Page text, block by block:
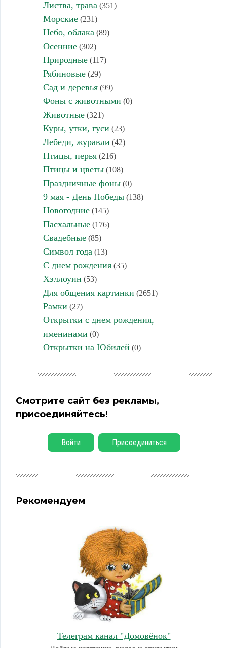
Листва, трава (351)
Морские(231)
Небо, облака (89)
Осенние(302)
Природные(117)
Рябиновые(29)
Сад и деревья(99)
Фоны с животными (0)
Животные(321)
Куры, утки, гуси (23)
Лебеди, журавли (42)
Птицы, перья(216)
Птицы и цветы(108)
Праздничные фоны(0)
9 мая - День Победы(138)
Новогодние(145)
Пасхальные(176)
Свадебные(85)
Символ года (13)
С днем рождения(35)
Хэллоуин (53)
Для общения картинки (2651)
Рамки (27)
Открытки с днем рождения,
именинами (0)
Открытки на Юбилей (0)
Смотрите сайт без рекламы,
присоединяйтесь!
Войти Присоединиться
Рекомендуем
Телеграм канал "Домовёнок"